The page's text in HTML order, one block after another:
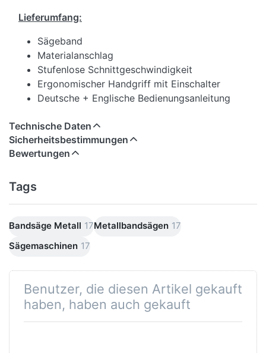
Lieferumfang:
Sägeband
Materialanschlag
Stufenlose Schnittgeschwindigkeit
Ergonomischer Handgriff mit Einschalter
Deutsche + Englische Bedienungsanleitung
Technische Daten
Sicherheitsbestimmungen
Bewertungen
Tags
Bandsäge Metall 17Metallbandsägen 17
Sägemaschinen 17
Benutzer, die diesen Artikel gekauft
haben, haben auch gekauft